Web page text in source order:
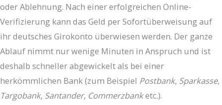
oder Ablehnung. Nach einer erfolgreichen Online-
Verifizierung kann das Geld per Sofortüberweisung auf
ihr deutsches Girokonto überwiesen werden. Der ganze
Ablauf nimmt nur wenige Minuten in Anspruch und ist
deshalb schneller abgewickelt als bei einer
herkömmlichen Bank (zum Beispiel Postbank, Sparkasse,
Targobank, Santander, Commerzbanketc.).